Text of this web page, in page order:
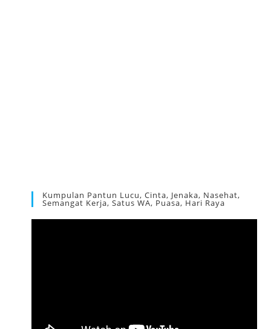
Kumpulan Pantun Lucu, Cinta, Jenaka, Nasehat,
Semangat Kerja, Satus WA, Puasa, Hari Raya